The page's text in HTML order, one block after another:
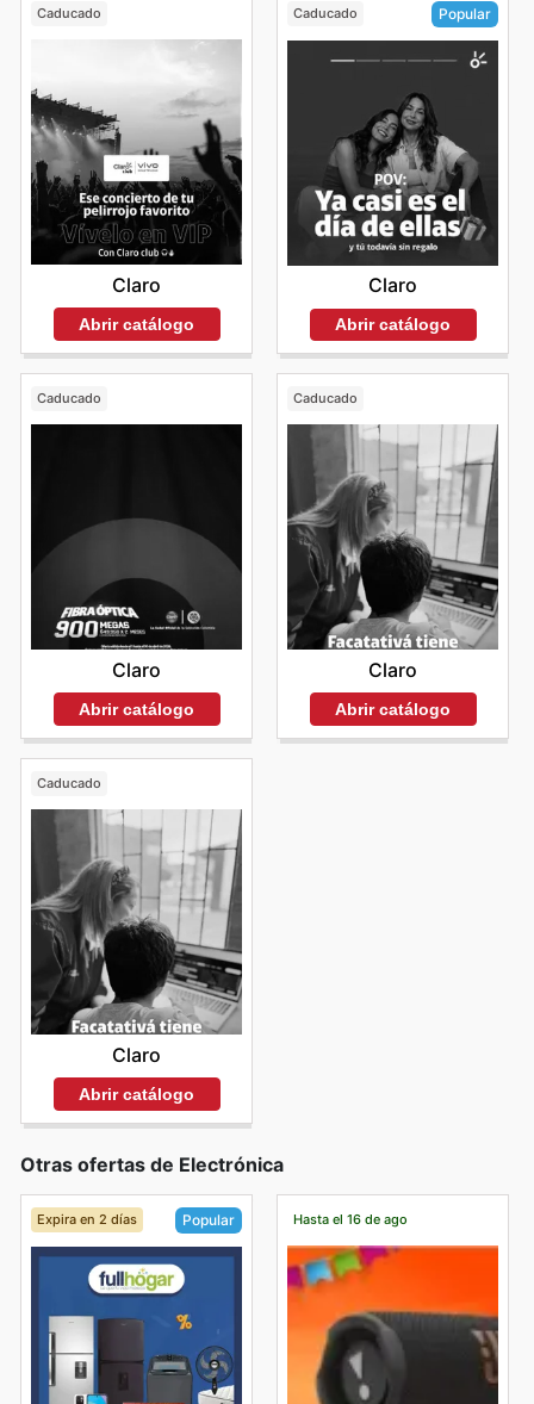
Caducado
Claro
Abrir catálogo
Caducado Popular
Claro
Abrir catálogo
Caducado
Claro
Abrir catálogo
Caducado
Claro
Abrir catálogo
Caducado
Claro
Abrir catálogo
Otras ofertas de Electrónica
Expira en 2 días Popular Hasta el 16 de ago